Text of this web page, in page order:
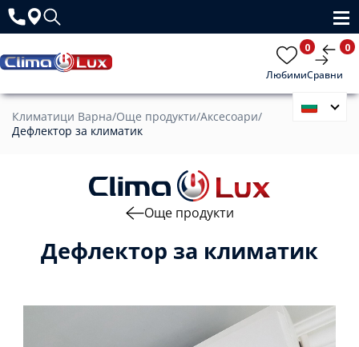
Любими
0
Сравни
0
Климатици Варна/Още продукти/Аксесоари/
Дефлектор за климатик
Дефлектор за климатик
Още продукти